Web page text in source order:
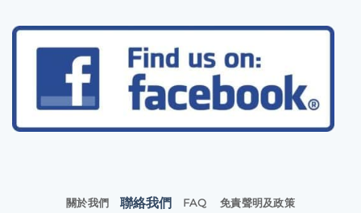
關於我們 聯絡我們 FAQ 免責聲明及政策